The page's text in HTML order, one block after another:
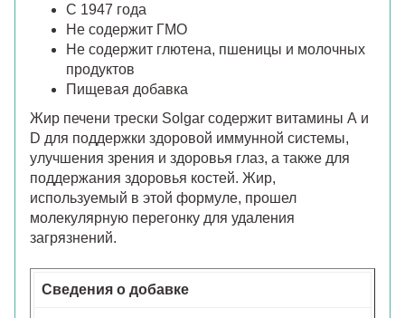
С 1947 года
Не содержит ГМО
Не содержит глютена, пшеницы и молочных
продуктов
Пищевая добавка
Жир печени трески Solgar содержит витамины А и
D для поддержки здоровой иммунной системы,
улучшения зрения и здоровья глаз, а также для
поддержания здоровья костей. Жир,
используемый в этой формуле, прошел
молекулярную перегонку для удаления
загрязнений.
Сведения о добавке